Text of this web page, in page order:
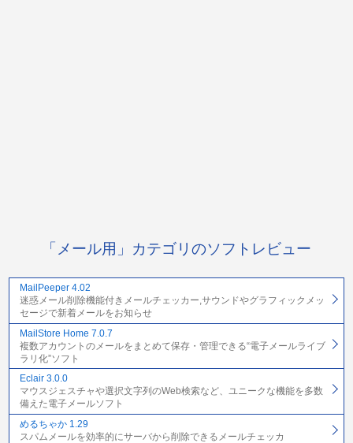
「メール用」カテゴリのソフトレビュー
MailPeeper 4.02
迷惑メール削除機能付きメールチェッカー,サウンドやグラフィックメッ
セージで新着メールをお知らせ
MailStore Home 7.0.7
複数アカウントのメールをまとめて保存・管理できる“電子メールライブ
ラリ化”ソフト
Eclair 3.0.0
マウスジェスチャや選択文字列のWeb検索など、ユニークな機能を多数
備えた電子メールソフト
めるちゃか 1.29
スパムメールを効率的にサーバから削除できるメールチェッカ